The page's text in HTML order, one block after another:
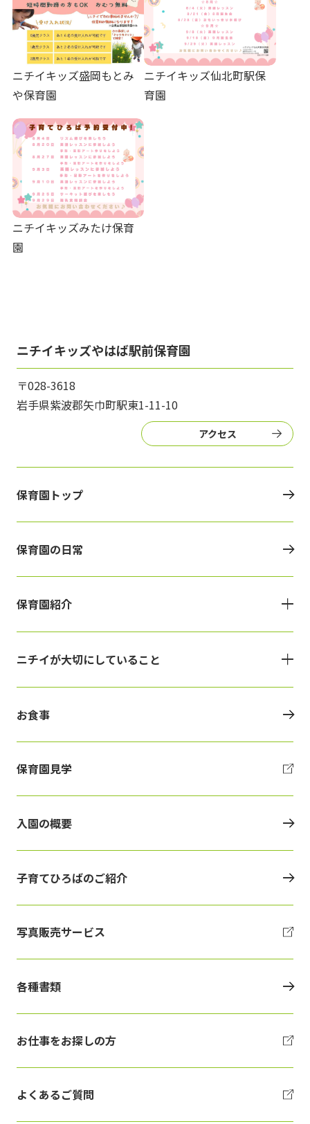
ニチイキッズ盛岡もとみ
や保育園
ニチイキッズ仙北町駅保
育園
ニチイキッズみたけ保育
園
ニチイキッズやはば駅前保育園
〒028-3618
岩手県紫波郡矢巾町駅東1-11-10
アクセス
保育園トップ
保育園の日常
保育園紹介
ニチイが大切にしていること
お食事
保育園見学
入園の概要
子育てひろばのご紹介
写真販売サービス
各種書類
お仕事をお探しの方
よくあるご質問